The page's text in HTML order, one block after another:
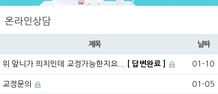
온라인상담
제목 날짜
위 앞니가 의치인데 교정가능한지요... [ 답변완료 ] 01-10
교정문의 01-05